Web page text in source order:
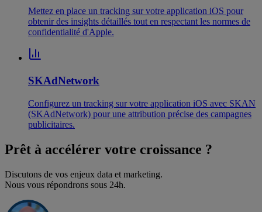
Mettez en place un tracking sur votre application iOS pour
obtenir des insights détaillés tout en respectant les normes de
confidentialité d'Apple.
SKAdNetwork
Configurez un tracking sur votre application iOS avec SKAN
(SKAdNetwork) pour une attribution précise des campagnes
publicitaires.
Prêt à accélérer votre croissance ?
Discutons de vos enjeux data et marketing.
Nous vous répondrons sous 24h.